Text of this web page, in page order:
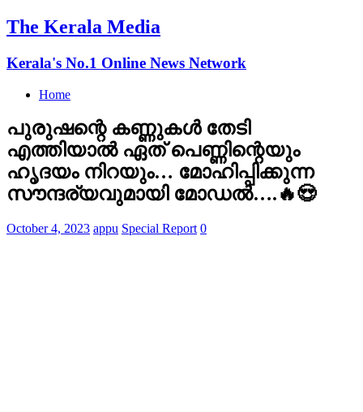
The Kerala Media
Kerala's No.1 Online News Network
Home
പുരുഷന്റെ കണ്ണുകൾ തേടി
എത്തിയാൽ ഏത് പെണ്ണിന്റെയും
ഹൃദയം നിറയും… മോഹിപ്പിക്കുന്ന
സൗന്ദര്യവുമായി മോഡൽ….🔥😍
October 4, 2023 appu Special Report 0